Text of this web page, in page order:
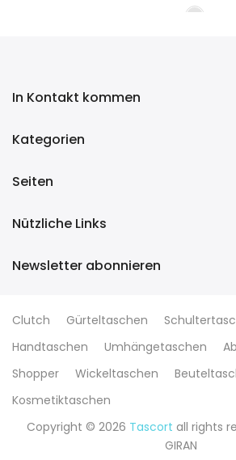
In Kontakt kommen
Kategorien
Seiten
Nützliche Links
Newsletter abonnieren
Clutch Gürteltaschen
Handtaschen
Umhängetaschen
Shopper
Wickeltaschen
Kosmetiktaschen
Copyright © 2026 Tascort all rights
GIRAN